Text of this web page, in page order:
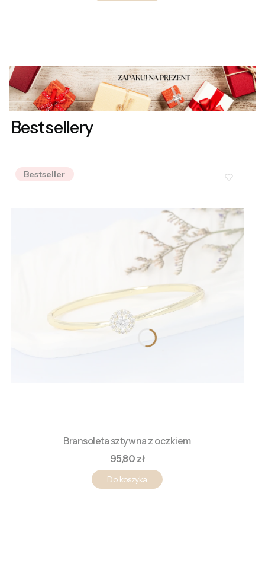
Bestsellery
Bestseller
Bransoleta sztywna z oczkiem
Cena
95,80 zł
Do koszyka